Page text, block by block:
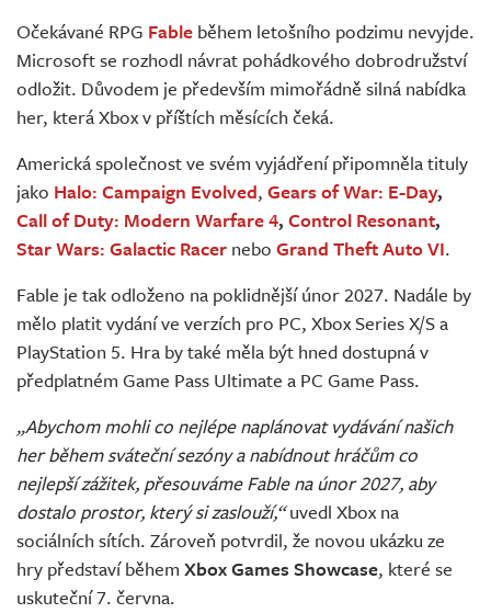
Živě
Očekávané RPG Fable během letošního podzimu nevyjde.
Microsoft se rozhodl návrat pohádkového dobrodružství
odložit. Důvodem je především mimořádně silná nabídka
her, která Xbox v příštích měsících čeká.
Americká společnost ve svém vyjádření připomněla tituly
jako Halo: Campaign Evolved, Gears of War: E-Day,
Call of Duty: Modern Warfare 4, Control Resonant,
Star Wars: Galactic Racer nebo Grand Theft Auto VI.
Fable je tak odloženo na poklidnější únor 2027. Nadále by
mělo platit vydání ve verzích pro PC, Xbox Series X/S a
PlayStation 5. Hra by také měla být hned dostupná v
předplatném Game Pass Ultimate a PC Game Pass.
„Abychom mohli co nejlépe naplánovat vydávání našich
her během sváteční sezóny a nabídnout hráčům co
nejlepší zážitek, přesouváme Fable na únor 2027, aby
dostalo prostor, který si zaslouží,“uvedl Xbox na
sociálních sítích. Zároveň potvrdil, že novou ukázku ze
hry představí během Xbox Games Showcase, které se
uskuteční 7. června.